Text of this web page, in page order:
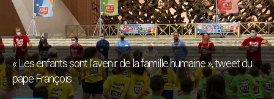
« Les enfants sont l’avenir de la famille humaine », tweet du
pape François